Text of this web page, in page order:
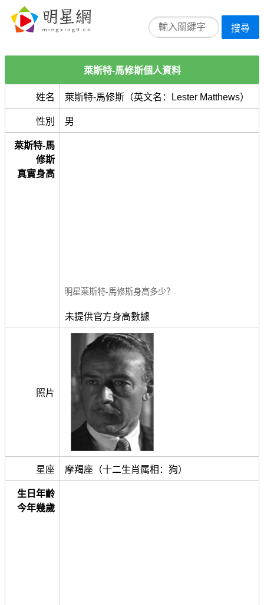
搜尋
萊斯特-馬修斯個人資料
姓名 萊斯特-馬修斯（英文名：Lester Matthews）
性別 男
萊斯特-馬
修斯
真實身高
明星萊斯特-馬修斯身高多少？
未提供官方身高數據
照片
星座 摩羯座（十二生肖属相：狗）
生日年齡
今年幾歲